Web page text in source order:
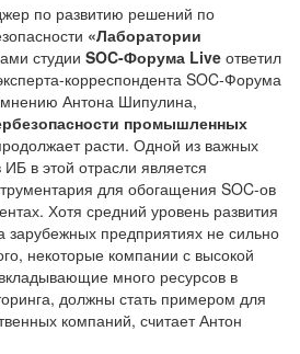
по развитию решений по
«Лаборатории
студии SOC-Форума Live ответил
корреспондента SOC-Форума
Антона Шипулина,
промышленных
расти. Одной из важных
в этой отрасли является
для обогащения SOC-ов
Хотя средний уровень развития
зарубежных предприятиях не сильно
некоторые компании с высокой
много ресурсов в
должны стать примером для
компаний, считает Антон